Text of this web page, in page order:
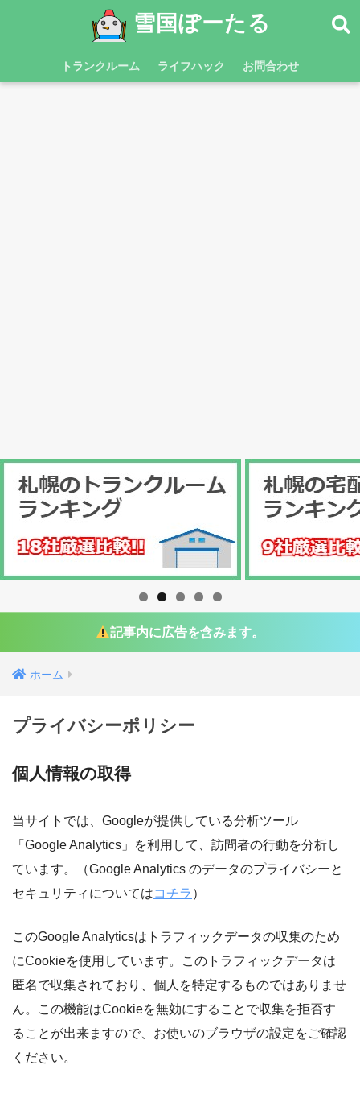
雪国ぽーたる
トランクルーム ライフハック お問合わせ
記事内に広告を含みます。
ホーム
プライバシーポリシー
個人情報の取得
当サイトでは、Googleが提供している分析ツール
「Google Analytics」を利用して、訪問者の行動を分析し
ています。（Google Analytics のデータのプライバシーと
セキュリティについてはコチラ ）
このGoogle Analyticsはトラフィックデータの収集のため
にCookieを使用しています。このトラフィックデータは
匿名で収集されており、個人を特定するものではありませ
ん。この機能はCookieを無効にすることで収集を拒否す
ることが出来ますので、お使いのブラウザの設定をご確認
ください。